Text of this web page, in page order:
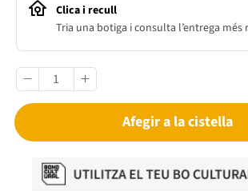
Clica i recull
Tria una botiga i consulta l’entrega més
Afegir a la cistella